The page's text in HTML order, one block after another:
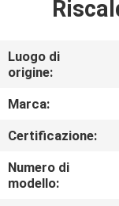
CIRCA
NOI
GIRO
DELLA
FABBRICA
Luogo di
origine:
Marca:
Certificazione:
Numero di
modello: